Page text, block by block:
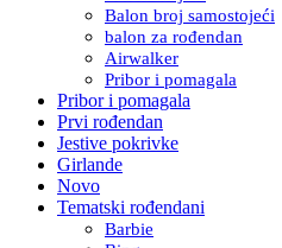
Balon broj samostojeći
balon za rođendan
Airwalker
Pribor i pomagala
Pribor i pomagala
Prvi rođendan
Jestive pokrivke
Girlande
Novo
Tematski rođendani
Barbie